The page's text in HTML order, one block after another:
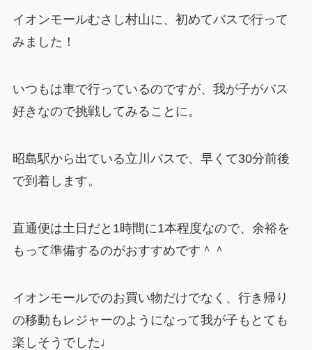
イオンモールむさし村山に、初めてバスで行って
みました！
いつもは車で行っているのですが、我が子がバス
好きなので挑戦してみることに。
昭島駅から出ている立川バスで、早くて30分前後
で到着します。
直通便は土日だと1時間に1本程度なので、余裕を
もって準備するのがおすすめです＾＾
イオンモールでのお買い物だけでなく、行き帰り
の移動もレジャーのようになって我が子もとても
楽しそうでした♩